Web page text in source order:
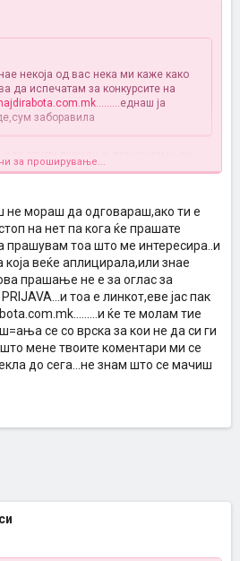
некоја од вас нека ми каже како
да испечатам за конкурсите на
.еднаш ја
заборавила
или општи прашања, прашај таму, си
ниту линкот не е исправен и сега ние
за проширување...
не мораш да одговараш,ако ти е
на нет па кога ќе прашате
прашувам тоа што ме интересира..и
која веќе аплицирала,или знае
прашање не е за оглас за
тоа е линкот,еве јас пак
ќе те молам тие
се со врска за кои не да си ги
мене твоите коментари ми се
до сега...не знам што се мачиш